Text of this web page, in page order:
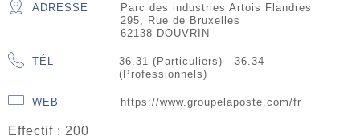
ADRESSE
Parc des industries Artois Flandres
295, Rue de Bruxelles
62138 DOUVRIN
TÉL
36.31 (Particuliers) - 36.34
(Professionnels)
WEB https://www.groupelaposte.com/fr
Effectif : 200